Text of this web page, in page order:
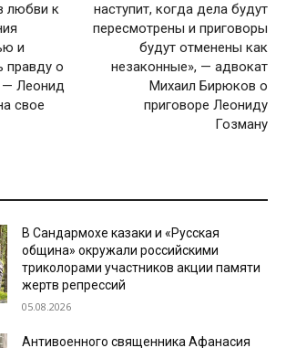
любви к
и
правду о
— Леонид
свое
наступит, когда дела будут
пересмотрены и приговоры
будут отменены как
незаконные», — адвокат
Михаил Бирюков о
приговоре Леониду
Гозману
В Сандармохе казаки и «Русская
община» окружали российскими
триколорами участников акции памяти
жертв репрессий
05.08.2026
Антивоенного священника Афанасия